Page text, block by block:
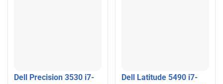
Dell Precision 3530 i7-
Dell Latitude 5490 i7-